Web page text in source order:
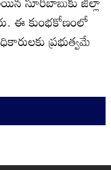
ఈ కుంభకోణంలో
ప్రభుత్వమే